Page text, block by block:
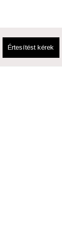
Értesítést kérek